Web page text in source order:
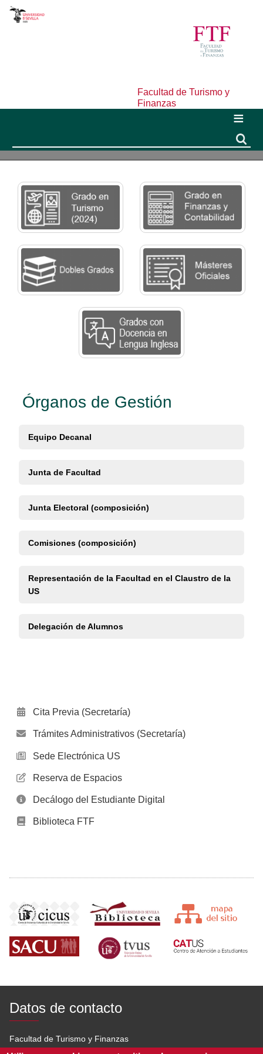
Facultad de Turismo y
Finanzas
Órganos de Gestión
Equipo Decanal
Junta de Facultad
Junta Electoral (composición)
Comisiones (composición)
Representación de la Facultad en el Claustro de la
US
Delegación de Alumnos
Cita Previa (Secretaría)
Trámites Administrativos (Secretaría)
Sede Electrónica US
Reserva de Espacios
Decálogo del Estudiante Digital
Biblioteca FTF
Datos de contacto
Facultad de Turismo y Finanzas